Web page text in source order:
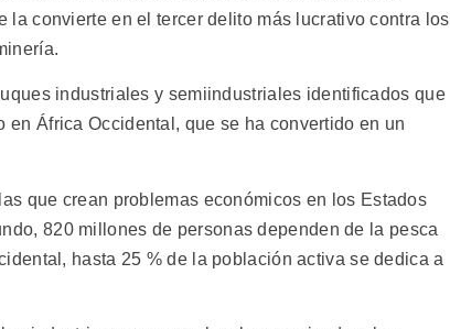
convierte en el tercer delito más lucrativo contra los
industriales y semiindustriales identificados que
África Occidental, que se ha convertido en un
que crean problemas económicos en los Estados
820 millones de personas dependen de la pesca
hasta 25 % de la población activa se dedica a